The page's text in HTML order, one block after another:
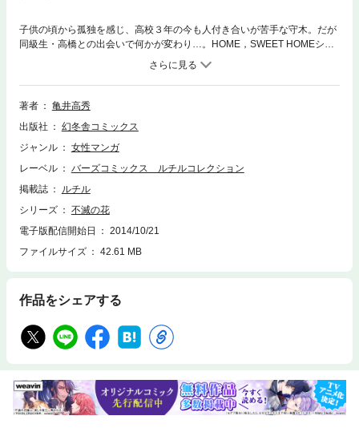
子供の頃から孤独を感じ、高校３年の今も人付き合いが苦手な守木。だが
同級生・高橋との出会いで何かが変わり…。HOME，SWEET HOMEシリ
著者
亀井高秀
出版社
幻冬舎コミックス
ジャンル
女性マンガ
レーベル
バーズコミックス ルチルコレクション
掲載誌
ルチル
シリーズ
不滅の花
電子版配信開始日
2014/10/21
ファイルサイズ
42.61 MB
作品をシェアする